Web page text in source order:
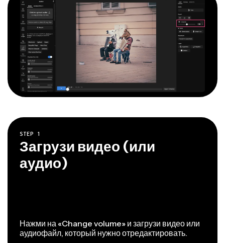
STEP 1
Загрузи видео (или
аудио)
Нажми на «Change volume» и загрузи видео или
аудиофайл, который нужно отредактировать.